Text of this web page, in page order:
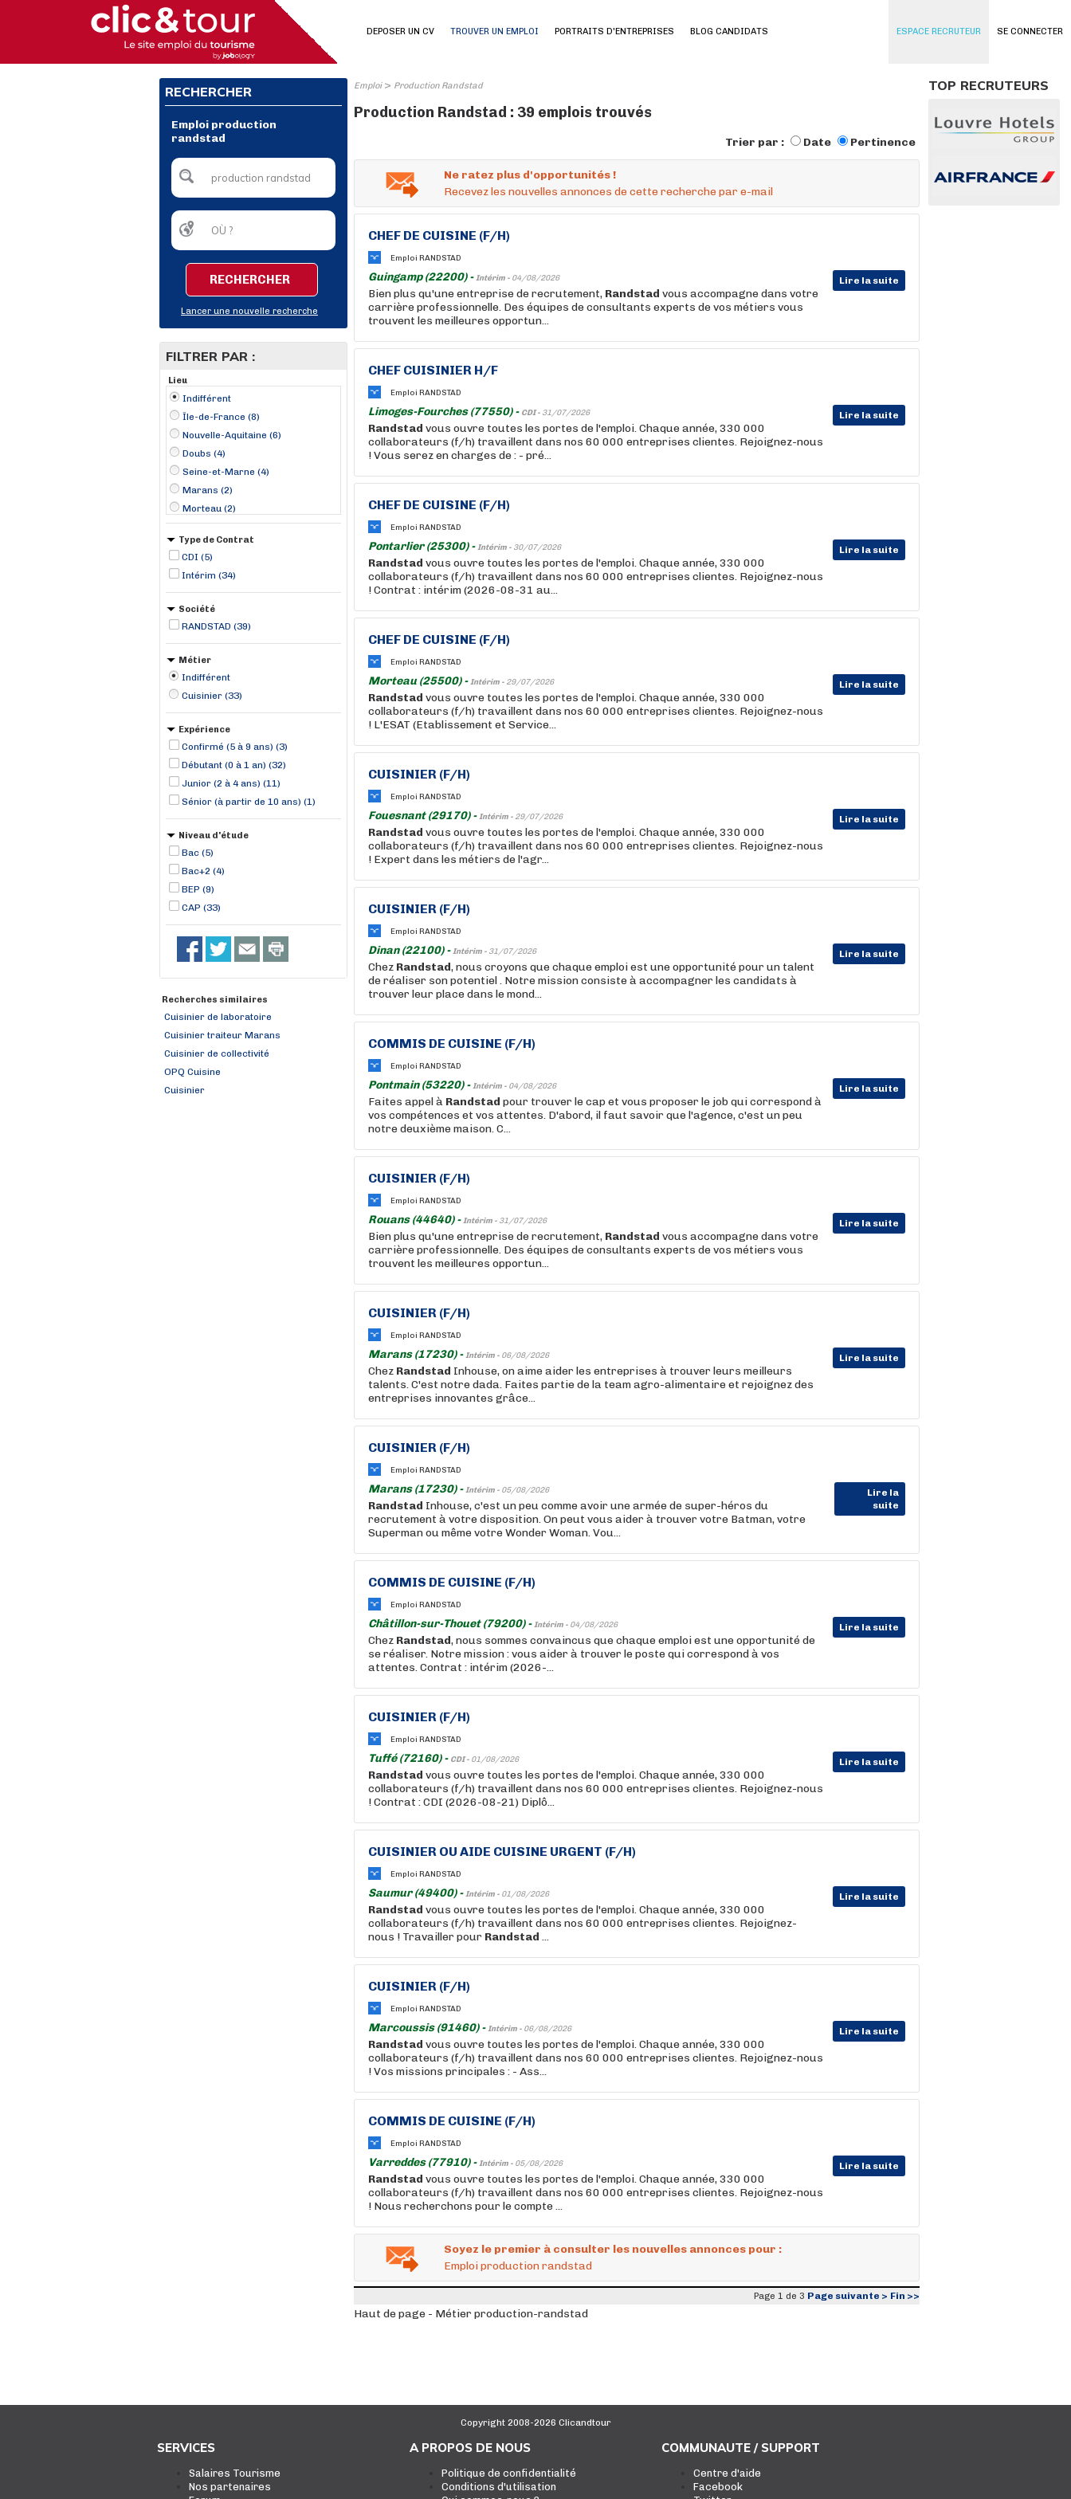
SE CONNECTER
DEPOSER UN CV TROUVER UN EMPLOI PORTRAITS D'ENTREPRISES BLOG CANDIDATS ESPACE RECRUTEUR
RECHERCHER
Emploi production
randstad
RECHERCHER
Lancer une nouvelle recherche
FILTRER PAR :
Lieu
Indifférent
Île-de-France (8)
Nouvelle-Aquitaine (6)
Doubs (4)
Seine-et-Marne (4)
Marans (2)
Morteau (2)
Paris 09 Opéra (2)
Reims (2)
Avenas (1)
Azerables (1)
Châtillon-sur-Thouet (1)
Type de Contrat
CDI (5)
Intérim (34)
Société
RANDSTAD (39)
Métier
Indifférent
Cuisinier (33)
Expérience
Confirmé (5 à 9 ans) (3)
Débutant (0 à 1 an) (32)
Junior (2 à 4 ans) (11)
Sénior (à partir de 10 ans) (1)
Niveau d'étude
Bac (5)
Bac+2 (4)
BEP (9)
CAP (33)
Recherches similaires
Cuisinier de laboratoire
Cuisinier traiteur Marans
Cuisinier de collectivité
OPQ Cuisine
Cuisinier
Emploi> Production Randstad
Production Randstad : 39 emplois trouvés
Trier par : Date Pertinence
Ne ratez plus d'opportunités !
Recevez les nouvelles annonces de cette recherche par e-mail
CHEF DE CUISINE (F/H)
Emploi RANDSTAD
Guingamp (22200) -Intérim - 04/08/2026 Lire la suite
Bien plus qu'une entreprise de recrutement, Randstad vous accompagne dans votre
carrière professionnelle. Des équipes de consultants experts de vos métiers vous
trouvent les meilleures opportun...
CHEF CUISINIER H/F
Emploi RANDSTAD
Limoges-Fourches (77550) - CDI - 31/07/2026 Lire la suite
Randstad vous ouvre toutes les portes de l'emploi. Chaque année, 330 000
collaborateurs (f/h) travaillent dans nos 60 000 entreprises clientes. Rejoignez-nous
! Vous serez en charges de : - pré...
CHEF DE CUISINE (F/H)
Emploi RANDSTAD
Pontarlier (25300) -Intérim - 30/07/2026 Lire la suite
Randstad vous ouvre toutes les portes de l'emploi. Chaque année, 330 000
collaborateurs (f/h) travaillent dans nos 60 000 entreprises clientes. Rejoignez-nous
! Contrat : intérim (2026-08-31 au...
CHEF DE CUISINE (F/H)
Emploi RANDSTAD
Morteau (25500) -Intérim - 29/07/2026 Lire la suite
Randstad vous ouvre toutes les portes de l'emploi. Chaque année, 330 000
collaborateurs (f/h) travaillent dans nos 60 000 entreprises clientes. Rejoignez-nous
! L'ESAT (Etablissement et Service...
CUISINIER (F/H)
Emploi RANDSTAD
Fouesnant (29170) -Intérim - 29/07/2026 Lire la suite
Randstad vous ouvre toutes les portes de l'emploi. Chaque année, 330 000
collaborateurs (f/h) travaillent dans nos 60 000 entreprises clientes. Rejoignez-nous
! Expert dans les métiers de l'agr...
CUISINIER (F/H)
Emploi RANDSTAD
Dinan (22100) -Intérim - 31/07/2026 Lire la suite
Chez Randstad, nous croyons que chaque emploi est une opportunité pour un talent
de réaliser son potentiel . Notre mission consiste à accompagner les candidats à
trouver leur place dans le mond...
COMMIS DE CUISINE (F/H)
Emploi RANDSTAD
Pontmain (53220) -Intérim - 04/08/2026 Lire la suite
Faites appel à Randstad pour trouver le cap et vous proposer le job qui correspond à
vos compétences et vos attentes. D'abord, il faut savoir que l'agence, c'est un peu
notre deuxième maison. C...
CUISINIER (F/H)
Emploi RANDSTAD
Rouans (44640) -Intérim - 31/07/2026 Lire la suite
Bien plus qu'une entreprise de recrutement, Randstad vous accompagne dans votre
carrière professionnelle. Des équipes de consultants experts de vos métiers vous
trouvent les meilleures opportun...
CUISINIER (F/H)
Emploi RANDSTAD
Marans (17230) -Intérim - 06/08/2026 Lire la suite
Chez Randstad Inhouse, on aime aider les entreprises à trouver leurs meilleurs
talents. C'est notre dada. Faites partie de la team agro-alimentaire et rejoignez des
entreprises innovantes grâce...
CUISINIER (F/H)
Emploi RANDSTAD
Marans (17230) -Intérim - 05/08/2026
Lire la
suite
Randstad Inhouse, c'est un peu comme avoir une armée de super-héros du
recrutement à votre disposition. On peut vous aider à trouver votre Batman, votre
Superman ou même votre Wonder Woman. Vou...
COMMIS DE CUISINE (F/H)
Emploi RANDSTAD
Châtillon-sur-Thouet (79200) -Intérim - 04/08/2026 Lire la suite
Chez Randstad, nous sommes convaincus que chaque emploi est une opportunité de
se réaliser. Notre mission : vous aider à trouver le poste qui correspond à vos
attentes. Contrat : intérim (2026-...
CUISINIER (F/H)
Emploi RANDSTAD
Tuffé (72160) - CDI - 01/08/2026 Lire la suite
Randstad vous ouvre toutes les portes de l'emploi. Chaque année, 330 000
collaborateurs (f/h) travaillent dans nos 60 000 entreprises clientes. Rejoignez-nous
! Contrat : CDI (2026-08-21) Diplô...
CUISINIER OU AIDE CUISINE URGENT (F/H)
Emploi RANDSTAD
Saumur (49400) -Intérim - 01/08/2026 Lire la suite
Randstad vous ouvre toutes les portes de l'emploi. Chaque année, 330 000
collaborateurs (f/h) travaillent dans nos 60 000 entreprises clientes. Rejoignez-
nous ! Travailler pour Randstad ...
CUISINIER (F/H)
Emploi RANDSTAD
Marcoussis (91460) -Intérim - 06/08/2026 Lire la suite
Randstad vous ouvre toutes les portes de l'emploi. Chaque année, 330 000
collaborateurs (f/h) travaillent dans nos 60 000 entreprises clientes. Rejoignez-nous
! Vos missions principales : - Ass...
COMMIS DE CUISINE (F/H)
Emploi RANDSTAD
Varreddes (77910) -Intérim - 05/08/2026 Lire la suite
Randstad vous ouvre toutes les portes de l'emploi. Chaque année, 330 000
collaborateurs (f/h) travaillent dans nos 60 000 entreprises clientes. Rejoignez-nous
! Nous recherchons pour le compte ...
Soyez le premier à consulter les nouvelles annonces pour :
Emploi production randstad
Page 1 de 3 Page suivante > Fin >>
Haut de page - Métier production-randstad
TOP RECRUTEURS
Copyright 2008-2026 Clicandtour
SERVICES
Salaires Tourisme
Nos partenaires
A PROPOS DE NOUS
Politique de confidentialité
Conditions d'utilisation
COMMUNAUTE / SUPPORT
Centre d'aide
Facebook